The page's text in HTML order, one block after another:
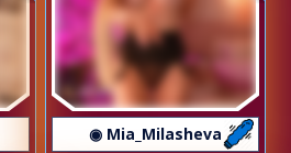
◉ Mia_Milasheva